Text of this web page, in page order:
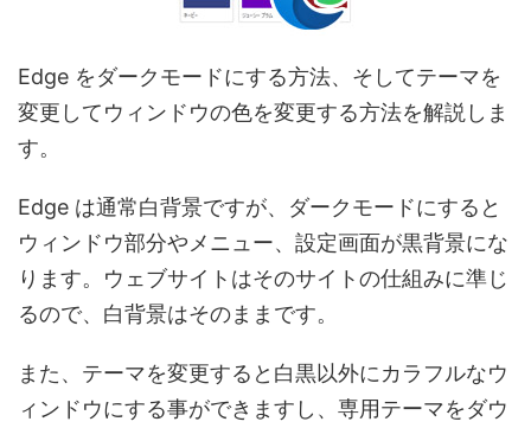
Edge をダークモードにする方法、そしてテーマを
変更してウィンドウの色を変更する方法を解説しま
す。
Edge は通常白背景ですが、ダークモードにすると
ウィンドウ部分やメニュー、設定画面が黒背景にな
ります。ウェブサイトはそのサイトの仕組みに準じ
るので、白背景はそのままです。
また、テーマを変更すると白黒以外にカラフルなウ
ィンドウにする事ができますし、専用テーマをダウ